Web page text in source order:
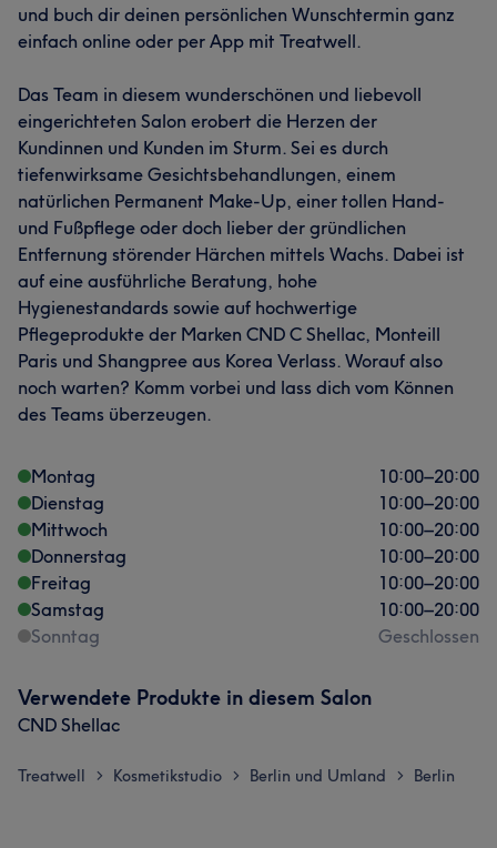
Was unsere Kunden über Linh sagen
Geschult
und buch dir deinen persönlichen Wunschtermin ganz
einfach online oder per App mit Treatwell.
Das Team in diesem wunderschönen und liebevoll
eingerichteten Salon erobert die Herzen der
Kundinnen und Kunden im Sturm. Sei es durch
tiefenwirksame Gesichtsbehandlungen, einem
natürlichen Permanent Make-Up, einer tollen Hand-
und Fußpflege oder doch lieber der gründlichen
Entfernung störender Härchen mittels Wachs. Dabei ist
auf eine ausführliche Beratung, hohe
Hygienestandards sowie auf hochwertige
Pflegeprodukte der Marken CND C Shellac, Monteill
Paris und Shangpree aus Korea Verlass. Worauf also
noch warten? Komm vorbei und lass dich vom Können
des Teams überzeugen.
Montag 10:00–20:00
Dienstag
10:00–20:00
Mittwoch
10:00–20:00
Donnerstag
10:00–20:00
Freitag
10:00–20:00
Samstag
10:00–20:00
Sonntag
Geschlossen
Verwendete Produkte in diesem Salon
CND Shellac
Treatwell > Kosmetikstudio > Berlin und Umland > Berlin